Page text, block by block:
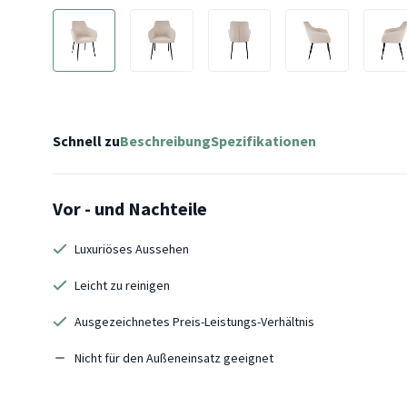
Schnell zuBeschreibungSpezifikationen
Vor - und Nachteile
Luxuriöses Aussehen
Leicht zu reinigen
Ausgezeichnetes Preis-Leistungs-Verhältnis
Nicht für den Außeneinsatz geeignet